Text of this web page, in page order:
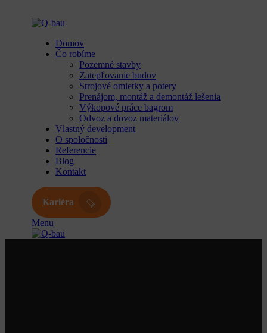
Domov
Čo robíme
Pozemné stavby
Zatepľovanie budov
Strojové omietky a potery
Prenájom, montáž a demontáž lešenia
Výkopové práce bagrom
Odvoz a dovoz materiálov
Vlastný development
O spoločnosti
Referencie
Blog
Kontakt
Kariéra
Menu